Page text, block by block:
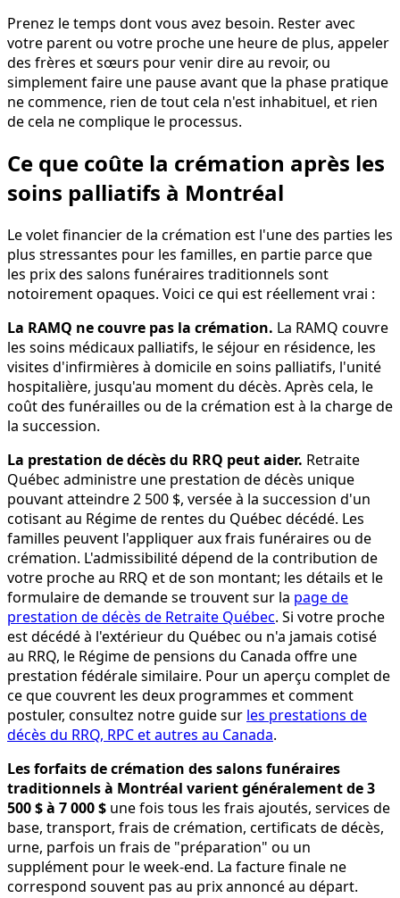
Prenez le temps dont vous avez besoin. Rester avec
votre parent ou votre proche une heure de plus, appeler
des frères et sœurs pour venir dire au revoir, ou
simplement faire une pause avant que la phase pratique
ne commence, rien de tout cela n'est inhabituel, et rien
de cela ne complique le processus.
Ce que coûte la crémation après les
soins palliatifs à Montréal
Le volet financier de la crémation est l'une des parties les
plus stressantes pour les familles, en partie parce que
les prix des salons funéraires traditionnels sont
notoirement opaques. Voici ce qui est réellement vrai :
La RAMQ ne couvre pas la crémation. La RAMQ couvre
les soins médicaux palliatifs, le séjour en résidence, les
visites d'infirmières à domicile en soins palliatifs, l'unité
hospitalière, jusqu'au moment du décès. Après cela, le
coût des funérailles ou de la crémation est à la charge de
la succession.
La prestation de décès du RRQ peut aider. Retraite
Québec administre une prestation de décès unique
pouvant atteindre 2 500 $, versée à la succession d'un
cotisant au Régime de rentes du Québec décédé. Les
familles peuvent l'appliquer aux frais funéraires ou de
crémation. L'admissibilité dépend de la contribution de
votre proche au RRQ et de son montant; les détails et le
formulaire de demande se trouvent sur la page de
prestation de décès de Retraite Québec. Si votre proche
est décédé à l'extérieur du Québec ou n'a jamais cotisé
au RRQ, le Régime de pensions du Canada offre une
prestation fédérale similaire. Pour un aperçu complet de
ce que couvrent les deux programmes et comment
postuler, consultez notre guide sur les prestations de
décès du RRQ, RPC et autres au Canada.
Les forfaits de crémation des salons funéraires
traditionnels à Montréal varient généralement de 3
500 $ à 7 000 $ une fois tous les frais ajoutés, services de
base, transport, frais de crémation, certificats de décès,
urne, parfois un frais de "préparation" ou un
supplément pour le week-end. La facture finale ne
correspond souvent pas au prix annoncé au départ.